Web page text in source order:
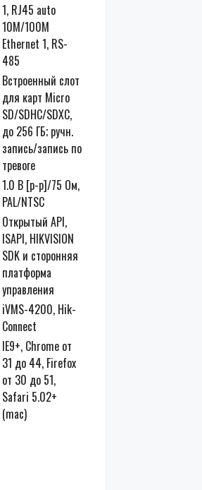
1, RJ45 auto
10M/100M
Ethernet 1, RS-
485
Встроенный слот
для карт Micro
SD/SDHC/SDXC,
до 256 ГБ; ручн.
запись/запись по
тревоге
1.0 В [p-p]/75 Ом,
PAL/NTSC
Открытый API,
ISAPI, HIKVISION
SDK и сторонняя
платформа
управления
iVMS-4200, Hik-
Connect
IE9+, Chrome от
31 до 44, Firefox
от 30 до 51,
Safari 5.02+
(mac)